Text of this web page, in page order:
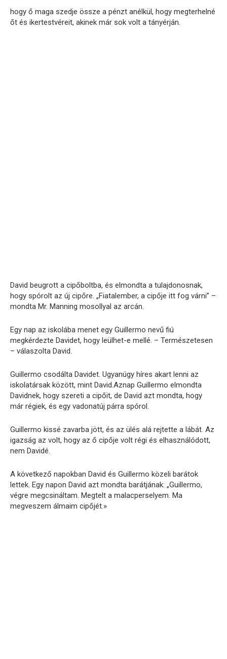
hogy ő maga szedje össze a pénzt anélkül, hogy megterhelné
őt és ikertestvéreit, akinek már sok volt a tányérján.
David beugrott a cipőboltba, és elmondta a tulajdonosnak,
hogy spórolt az új cipőre. „Fiatalember, a cipője itt fog várni” –
mondta Mr. Manning mosollyal az arcán.
Egy nap az iskolába menet egy Guillermo nevű fiú
megkérdezte Davidet, hogy leülhet-e mellé. – Természetesen
– válaszolta David.
Guillermo csodálta Davidet. Ugyanúgy híres akart lenni az
iskolatársak között, mint David.Aznap Guillermo elmondta
Davidnek, hogy szereti a cipőit, de David azt mondta, hogy
már régiek, és egy vadonatúj párra spórol.
Guillermo kissé zavarba jött, és az ülés alá rejtette a lábát. Az
igazság az volt, hogy az ő cipője volt régi és elhasználódott,
nem Davidé.
A következő napokban David és Guillermo közeli barátok
lettek. Egy napon David azt mondta barátjának: „Guillermo,
végre megcsináltam. Megtelt a malacperselyem. Ma
megveszem álmaim cipőjét.»